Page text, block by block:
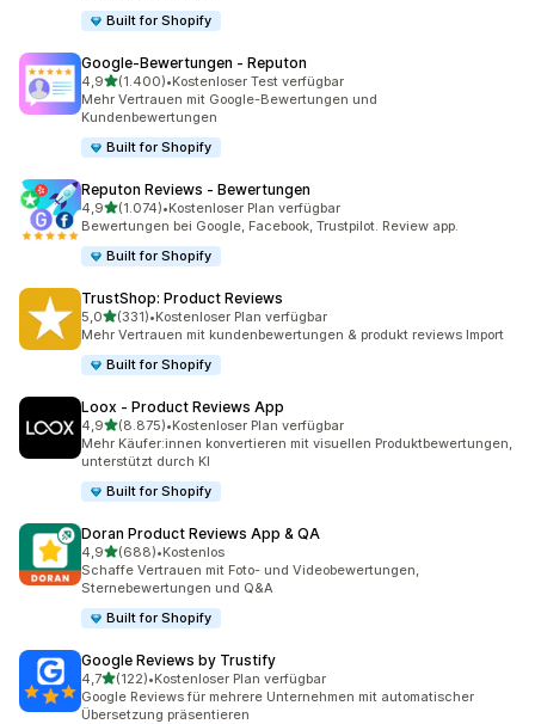
Built for Shopify
Google‑Bewertungen ‑ Reputon
4,9von 5 Sternen
(1.400)
1400 Rezensionen insgesamt
•Kostenloser Test verfügbar
Mehr Vertrauen mit Google-Bewertungen und
Kundenbewertungen
Built for Shopify
Reputon Reviews ‑ Bewertungen
4,9von 5 Sternen
(1.074)
1074 Rezensionen insgesamt
•Kostenloser Plan verfügbar
Bewertungen bei Google, Facebook, Trustpilot. Review app.
Built for Shopify
TrustShop: Product Reviews
5,0von 5 Sternen
(331)
331 Rezensionen insgesamt
•Kostenloser Plan verfügbar
Mehr Vertrauen mit kundenbewertungen & produkt reviews Import
Built for Shopify
Loox ‑ Product Reviews App
4,9von 5 Sternen
(8.875)
8875 Rezensionen insgesamt
•Kostenloser Plan verfügbar
Mehr Käufer:innen konvertieren mit visuellen Produktbewertungen,
unterstützt durch KI
Built for Shopify
Doran Product Reviews App & QA
4,9von 5 Sternen
(688)
688 Rezensionen insgesamt
•Kostenlos
Schaffe Vertrauen mit Foto- und Videobewertungen,
Sternebewertungen und Q&A
Built for Shopify
Google Reviews by Trustify
4,7von 5 Sternen
(122)
122 Rezensionen insgesamt
•Kostenloser Plan verfügbar
Google Reviews für mehrere Unternehmen mit automatischer
Übersetzung präsentieren